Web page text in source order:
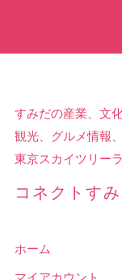
すみだの産業、文
観光、グルメ情報、
東京スカイツリー
コネクトす
ホーム